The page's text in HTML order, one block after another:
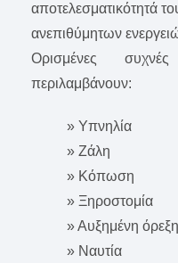
αποτελεσματικότητά
ανεπιθύμητων
Ορισμένες συχνές
περιλαμβάνουν:
» Υπνηλία
» Ζάλη
» Κόπωση
» Ξηροστομία
» Αυξημένη
» Ναυτία